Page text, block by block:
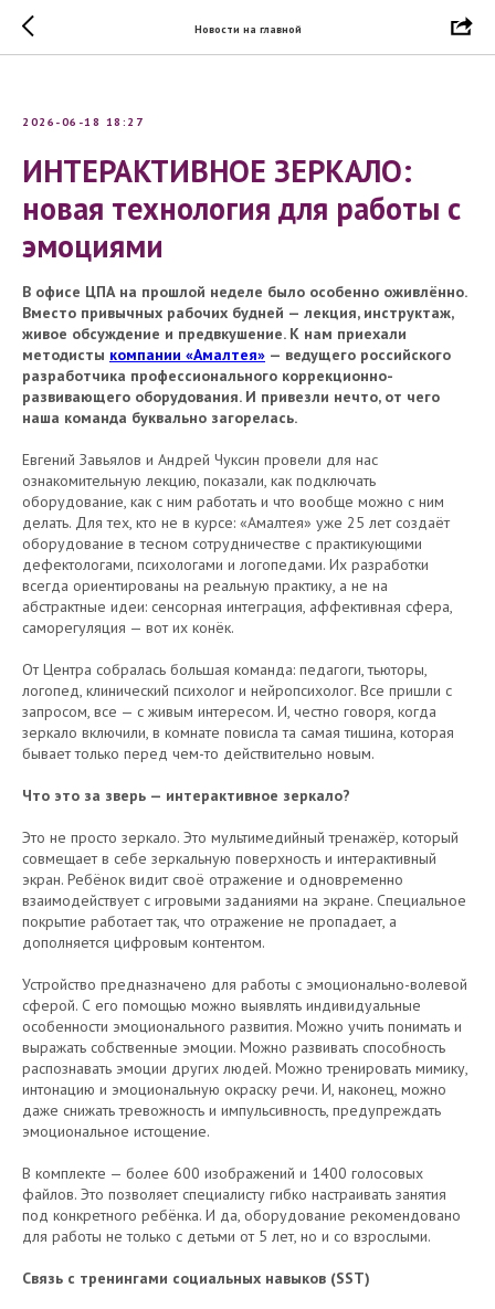
Новости на главной
2026-06-18 18:27
ИНТЕРАКТИВНОЕ ЗЕРКАЛО:
новая технология для работы с
эмоциями
В офисе ЦПА на прошлой неделе было особенно оживлённо.
Вместо привычных рабочих будней — лекция, инструктаж,
живое обсуждение и предвкушение. К нам приехали
методисты компании «Амалтея» — ведущего российского
разработчика профессионального коррекционно-
развивающего оборудования. И привезли нечто, от чего
наша команда буквально загорелась.
Евгений Завьялов и Андрей Чуксин провели для нас
ознакомительную лекцию, показали, как подключать
оборудование, как с ним работать и что вообще можно с ним
делать. Для тех, кто не в курсе: «Амалтея» уже 25 лет создаёт
оборудование в тесном сотрудничестве с практикующими
дефектологами, психологами и логопедами. Их разработки
всегда ориентированы на реальную практику, а не на
абстрактные идеи: сенсорная интеграция, аффективная сфера,
саморегуляция — вот их конёк.
От Центра собралась большая команда: педагоги, тьюторы,
логопед, клинический психолог и нейропсихолог. Все пришли с
запросом, все — с живым интересом. И, честно говоря, когда
зеркало включили, в комнате повисла та самая тишина, которая
бывает только перед чем-то действительно новым.
Что это за зверь — интерактивное зеркало?
Это не просто зеркало. Это мультимедийный тренажёр, который
совмещает в себе зеркальную поверхность и интерактивный
экран. Ребёнок видит своё отражение и одновременно
взаимодействует с игровыми заданиями на экране. Специальное
покрытие работает так, что отражение не пропадает, а
дополняется цифровым контентом.
Устройство предназначено для работы с эмоционально-волевой
сферой. С его помощью можно выявлять индивидуальные
особенности эмоционального развития. Можно учить понимать и
выражать собственные эмоции. Можно развивать способность
распознавать эмоции других людей. Можно тренировать мимику,
интонацию и эмоциональную окраску речи. И, наконец, можно
даже снижать тревожность и импульсивность, предупреждать
эмоциональное истощение.
В комплекте — более 600 изображений и 1400 голосовых
файлов. Это позволяет специалисту гибко настраивать занятия
под конкретного ребёнка. И да, оборудование рекомендовано
для работы не только с детьми от 5 лет, но и со взрослыми.
Связь с тренингами социальных навыков (SST)